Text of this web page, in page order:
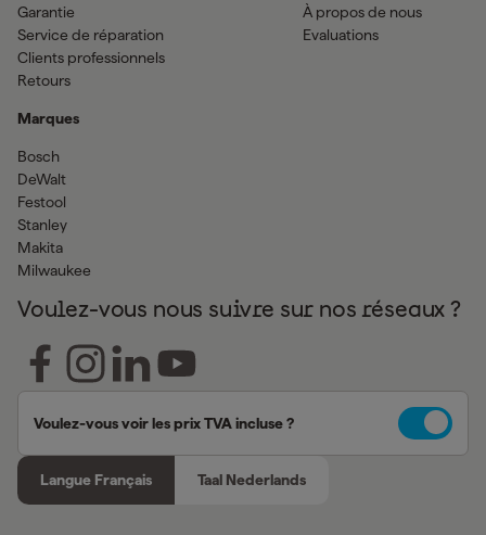
Garantie
Service de réparation
Clients professionnels
Retours
Marques
Bosch
DeWalt
Festool
Stanley
Makita
Milwaukee
À propos de nous
Evaluations
Voulez-vous nous suivre sur nos réseaux ?
Voulez-vous voir les prix TVA incluse ?
Langue Français Taal Nederlands